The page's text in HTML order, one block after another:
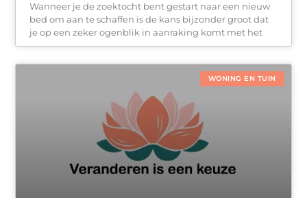
Wanneer je de zoektocht bent gestart naar een nieuw
bed om aan te schaffen is de kans bijzonder groot dat
je op een zeker ogenblik in aanraking komt met het
WONING EN TUIN